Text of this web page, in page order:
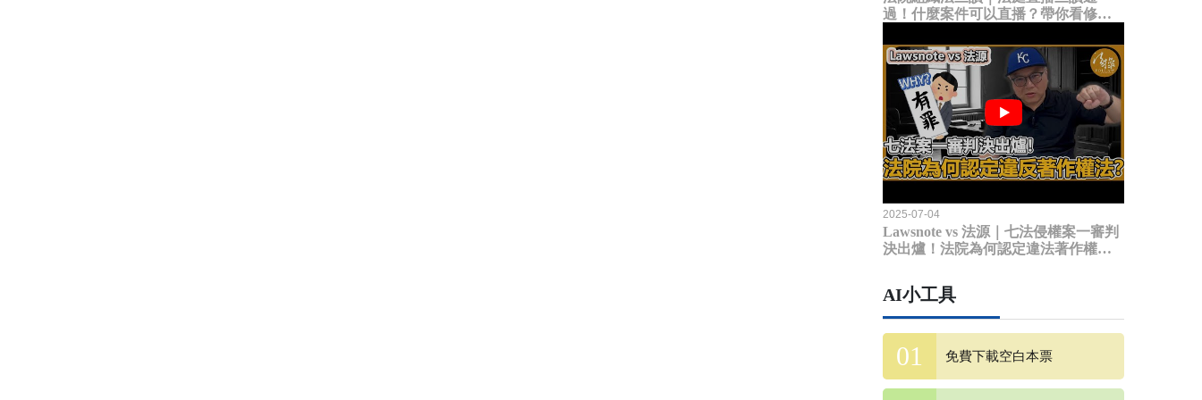
過！什麼案件可以直播？帶你看修法
2025-07-04
Lawsnote vs 法源｜七法侵權案一審判
決出爐！法院為何認定違法著作權
AI小工具
免費下載空白本票